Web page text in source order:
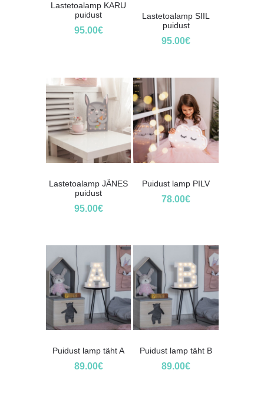
Lastetoalamp KARU
puidust
95.00€
Lastetoalamp SIIL
puidust
95.00€
Lastetoalamp JÄNES
puidust
95.00€
Puidust lamp PILV
78.00€
Puidust lamp täht A
89.00€
Puidust lamp täht B
89.00€